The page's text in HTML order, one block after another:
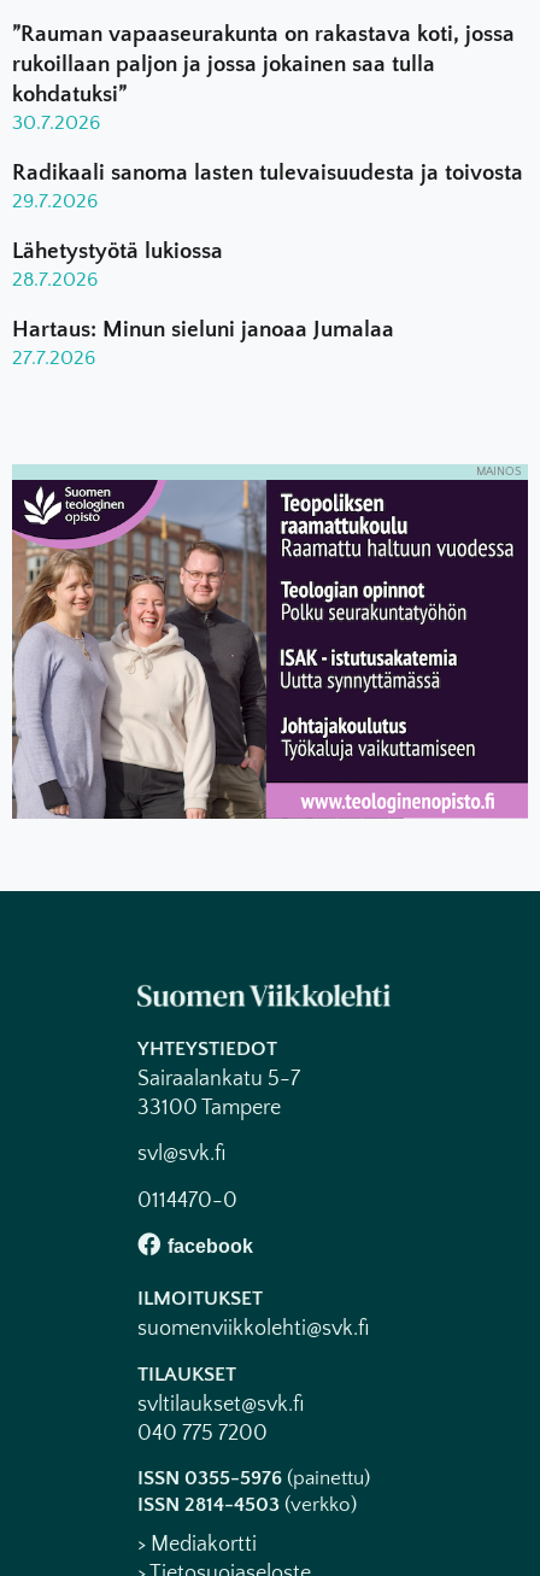
”Rauman vapaaseurakunta on rakastava koti, jossa
rukoillaan paljon ja jossa jokainen saa tulla
kohdatuksi”
30.7.2026
Radikaali sanoma lasten tulevaisuudesta ja toivosta
29.7.2026
Lähetystyötä lukiossa
28.7.2026
Hartaus: Minun sieluni janoaa Jumalaa
27.7.2026
MAINOS
YHTEYSTIEDOT
Sairaalankatu 5-7
33100 Tampere
svl@svk.fi
0114470-0
ILMOITUKSET
suomenviikkolehti@svk.fi
TILAUKSET
svltilaukset@svk.fi
040 775 7200
ISSN 0355-5976 (painettu)
ISSN 2814-4503 (verkko)
> Mediakortti